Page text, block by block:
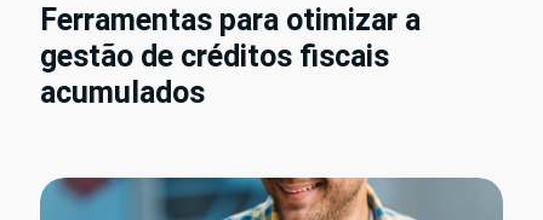
Ferramentas para otimizar a
gestão de créditos fiscais
acumulados